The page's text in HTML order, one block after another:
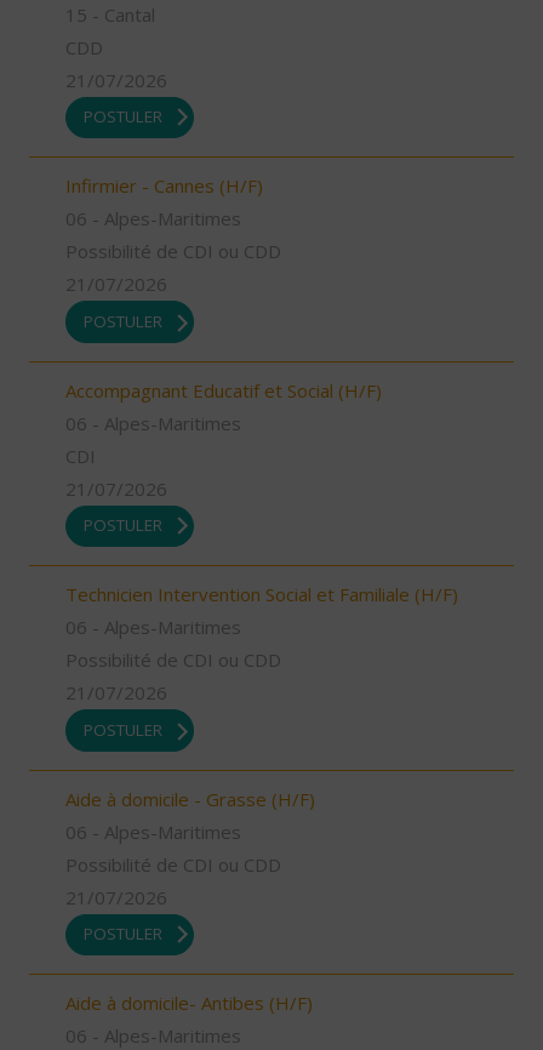
15 - Cantal
CDD
21/07/2026
POSTULER
Infirmier - Cannes (H/F)
06 - Alpes-Maritimes
Possibilité de CDI ou CDD
21/07/2026
POSTULER
Accompagnant Educatif et Social (H/F)
06 - Alpes-Maritimes
CDI
21/07/2026
POSTULER
Technicien Intervention Social et Familiale (H/F)
06 - Alpes-Maritimes
Possibilité de CDI ou CDD
21/07/2026
POSTULER
Aide à domicile - Grasse (H/F)
06 - Alpes-Maritimes
Possibilité de CDI ou CDD
21/07/2026
POSTULER
Aide à domicile- Antibes (H/F)
06 - Alpes-Maritimes